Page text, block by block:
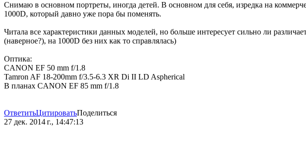
Снимаю в основном портреты, иногда детей. В основном для себя, изредка на
1000D, который давно уже пора бы поменять.
Читала все характеристики данных моделей, но больше интересует сильно ли
(наверное?), на 1000D без них как то справлялась)
Оптика:
CANON EF 50 mm f/1.8
Tamron AF 18-200mm f/3.5-6.3 XR Di II LD Aspherical
В планах CANON EF 85 mm f/1.8
ОтветитьЦитироватьПоделиться
27 дек. 2014 г., 14:47:13